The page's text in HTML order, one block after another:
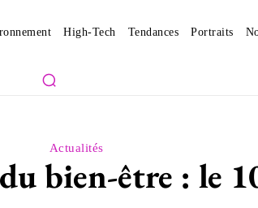
High-Tech Tendances Portraits
Actualités
bien-être : le